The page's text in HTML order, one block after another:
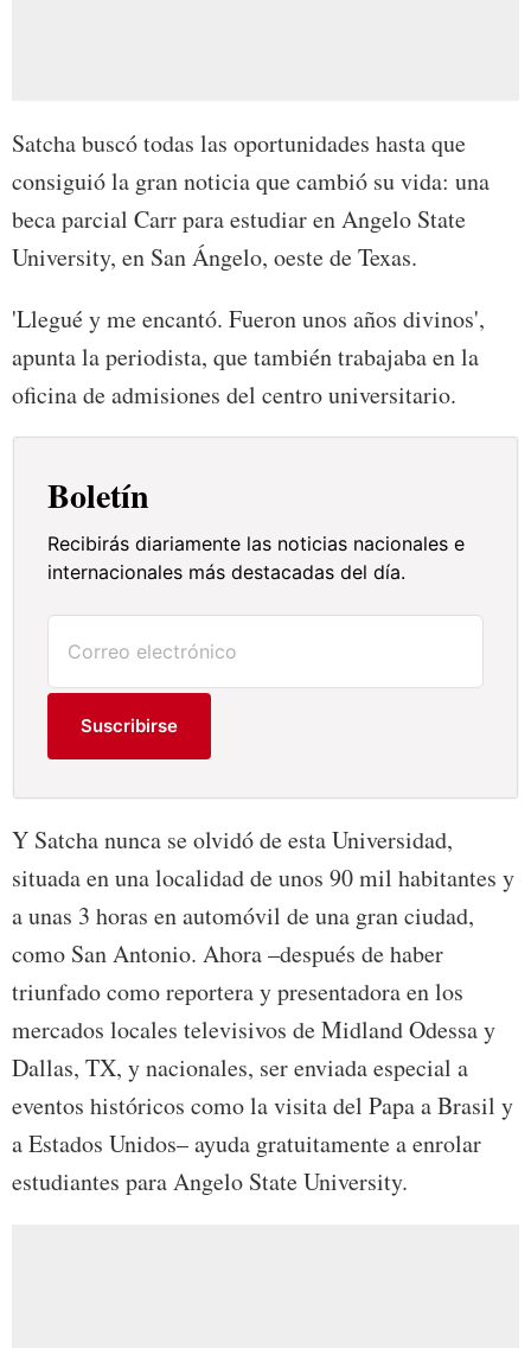
Satcha buscó todas las oportunidades hasta que
consiguió la gran noticia que cambió su vida: una
beca parcial Carr para estudiar en Angelo State
University, en San Ángelo, oeste de Texas.
'Llegué y me encantó. Fueron unos años divinos',
apunta la periodista, que también trabajaba en la
oficina de admisiones del centro universitario.
Boletín
Recibirás diariamente las noticias nacionales e
internacionales más destacadas del día.
Suscribirse
Y Satcha nunca se olvidó de esta Universidad,
situada en una localidad de unos 90 mil habitantes y
a unas 3 horas en automóvil de una gran ciudad,
como San Antonio. Ahora –después de haber
triunfado como reportera y presentadora en los
mercados locales televisivos de Midland Odessa y
Dallas, TX, y nacionales, ser enviada especial a
eventos históricos como la visita del Papa a Brasil y
a Estados Unidos– ayuda gratuitamente a enrolar
estudiantes para Angelo State University.